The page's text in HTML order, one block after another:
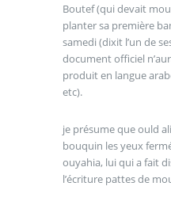
Boutef (qui devait
planter sa première
samedi (dixit l’un de
document officiel
produit en langue
etc).
je présume que ould
bouquin les yeux
ouyahia, lui qui a fait
l’écriture pattes de